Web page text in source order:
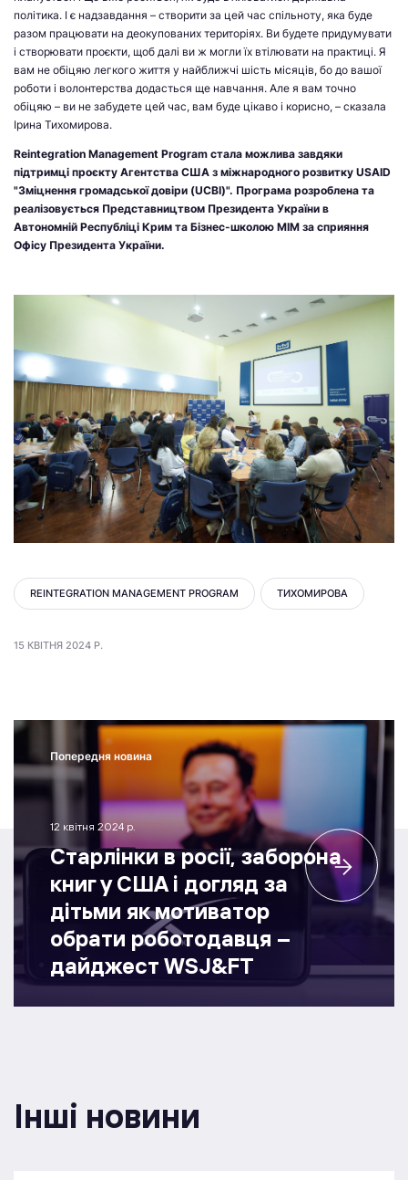
політика. І є надзавдання – створити за цей час спільноту, яка буде
разом працювати на деокупованих територіях. Ви будете придумувати
і створювати проєкти, щоб далі ви ж могли їх втілювати на практиці. Я
вам не обіцяю легкого життя у найближчі шість місяців, бо до вашої
роботи і волонтерства додасться ще навчання. Але я вам точно
обіцяю – ви не забудете цей час, вам буде цікаво і корисно, – сказала
Ірина Тихомирова.
Reintegration Management Program стала можлива завдяки
підтримці проєкту Агентства США з міжнародного розвитку USAID
"Зміцнення громадської довіри (UCBI)". Програма розроблена та
реалізовується Представництвом Президента України в
Автономній Республіці Крим та Бізнес-школою МІМ за сприяння
Офісу Президента України.
REINTEGRATION MANAGEMENT PROGRAM ТИХОМИРОВА
15 КВІТНЯ 2024 Р.
Попередня новина
12 квітня 2024 р.
Старлінки в росії, заборона
книг у США і догляд за
дітьми як мотиватор
обрати роботодавця –
дайджест WSJ&FT
Інші новини